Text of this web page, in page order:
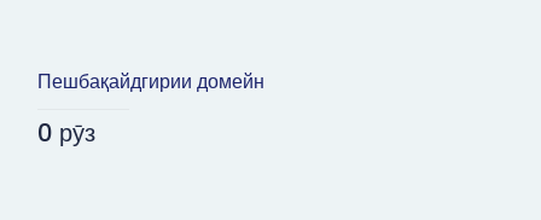
Пешбақайдгирии домейн
0 рӯз